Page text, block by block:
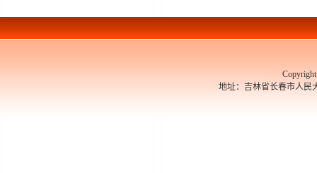
Copyright 东
地址：吉林省长春市人民